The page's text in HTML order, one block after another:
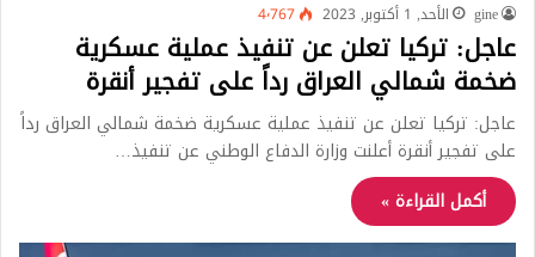
gine الأحد, 1 أكتوبر, 2023 4٬767
عاجل: تركيا تعلن عن تنفيذ عملية عسكرية
ضخمة شمالي العراق رداً على تفجير أنقرة
عاجل: تركيا تعلن عن تنفيذ عملية عسكرية ضخمة شمالي العراق رداً
على تفجير أنقرة أعلنت وزارة الدفاع الوطني عن تنفيذ…
أكمل القراءة »